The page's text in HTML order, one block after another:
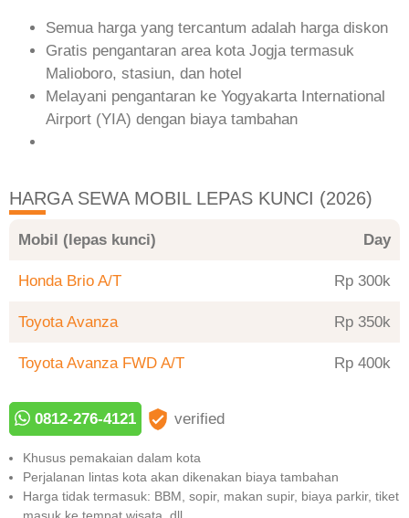
Semua harga yang tercantum adalah harga diskon
Gratis pengantaran area kota Jogja termasuk
Malioboro, stasiun, dan hotel
Melayani pengantaran ke Yogyakarta International
Airport (YIA) dengan biaya tambahan
HARGA SEWA MOBIL LEPAS KUNCI (2026)
Mobil (lepas kunci) Day
Honda Brio A/T Rp 300
Toyota Avanza Rp 350
Toyota Avanza FWD A/T Rp 400
0812-276-4121 verified
Khusus pemakaian dalam kota
Perjalanan lintas kota akan dikenakan biaya tambahan
Harga tidak termasuk: BBM, sopir, makan supir, biaya parkir, tiket